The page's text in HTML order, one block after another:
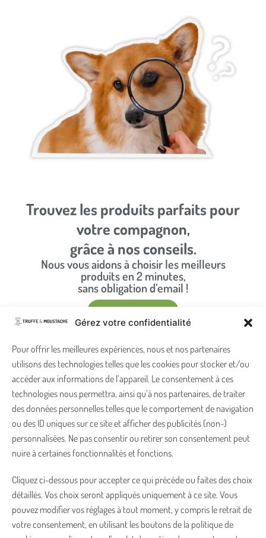
Gérez votre confidentialité
Pour offrir les meilleures expériences, nous et nos partenaires
utilisons des technologies telles que les cookies pour stocker et/ou
accéder aux informations de l’appareil. Le consentement à ces
technologies nous permettra, ainsi qu’à nos partenaires, de traiter
des données personnelles telles que le comportement de navigation
ou des ID uniques sur ce site et afficher des publicités (non-)
personnalisées. Ne pas consentir ou retirer son consentement peut
nuire à certaines fonctionnalités et fonctions.
Cliquez ci-dessous pour accepter ce qui précède ou faites des choix
détaillés. Vos choix seront appliqués uniquement à ce site. Vous
pouvez modifier vos réglages à tout moment, y compris le retrait de
votre consentement, en utilisant les boutons de la politique de
Trouvez les produits parfaits pour
votre compagnon,
grâce à nos conseils.​
Nous vous aidons à choisir les meilleurs
produits en 2 minutes,
sans obligation d’email !
FAQ : Hydrater les coussinets
d'un chien
1. Pourquoi les coussinets de mon chien ont-
ils secs ?
Les coussinets d’un chien peuvent devenir secs à cause du froid, de
répété ou d’un manque d’entretien. Avec le temps, la peau peut
devenir plus rugueuse, perdre en souplesse et finir par se
craqueler.
2. Comment hydrater les coussinets d’un
Il faut commencer par nettoyer et sécher délicatement les
coussinets, puis appliquer un soin adapté. Une routine régulière
3. Que faire si les coussinets de mon chien
sont craquelés ?